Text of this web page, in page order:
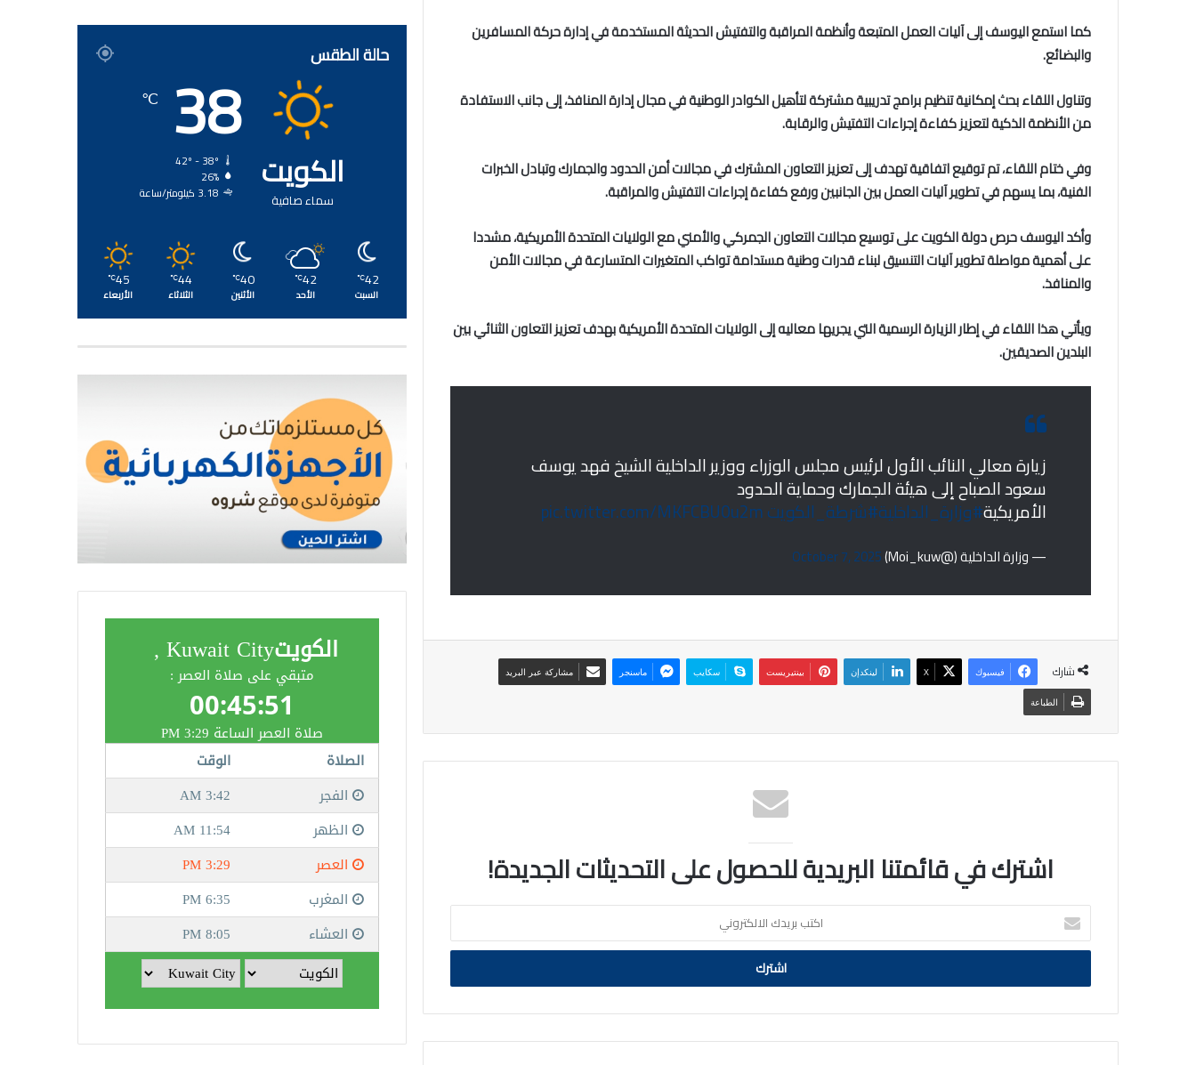
كما استمع اليوسف إلى آليات العمل المتبعة وأنظمة المراقبة والتفتيش الحديثة المستخدمة في إدارة حركة المسافرين
والبضائع.
وتناول اللقاء بحث إمكانية تنظيم برامج تدريبية مشتركة لتأهيل الكوادر الوطنية في مجال إدارة المنافذ، إلى جانب الاستفادة
من الأنظمة الذكية لتعزيز كفاءة إجراءات التفتيش والرقابة.
وفي ختام اللقاء، تم توقيع اتفاقية تهدف إلى تعزيز التعاون المشترك في مجالات أمن الحدود والجمارك وتبادل الخبرات
الفنية، بما يسهم في تطوير آليات العمل بين الجانبين ورفع كفاءة إجراءات التفتيش والمراقبة.
وأكد اليوسف حرص دولة الكويت على توسيع مجالات التعاون الجمركي والأمني مع الولايات المتحدة الأمريكية، مشددا
على أهمية مواصلة تطوير آليات التنسيق لبناء قدرات وطنية مستدامة تواكب المتغيرات المتسارعة في مجالات الأمن
والمنافذ.
ويأتي هذا اللقاء في إطار الزيارة الرسمية التي يجريها معاليه إلى الولايات المتحدة الأمريكية بهدف تعزيز التعاون الثنائي بين
البلدين الصديقين.
زيارة معالي النائب الأول لرئيس مجلس الوزراء ووزير الداخلية الشيخ فهد يوسف
سعود الصباح إلى هيئة الجمارك وحماية الحدود
الأمريكية#وزارة_الداخلية#شرطة_الكويتpic.twitter.com/MKFCBU0u2m
— وزارة الداخلية (@Moi_kuw) October 7, 2025
شارك فيسبوك ‫X لينكدإن بينتيريست سكايب ماسنجر مشاركة عبر البريد
الطباعة
اشترك في قائمتنا البريدية للحصول على التحديثات الجديدة!
اكتب
بريدك
الالكتروني
حالة الطقس
الكويت
سماء صافية
38
℃
26%
3.18 كيلومتر/ساعة
42
℃
السبت
42
℃
الأحد
40
℃
الأثنين
44
℃
الثلاثاء
45
℃
الأربعاء